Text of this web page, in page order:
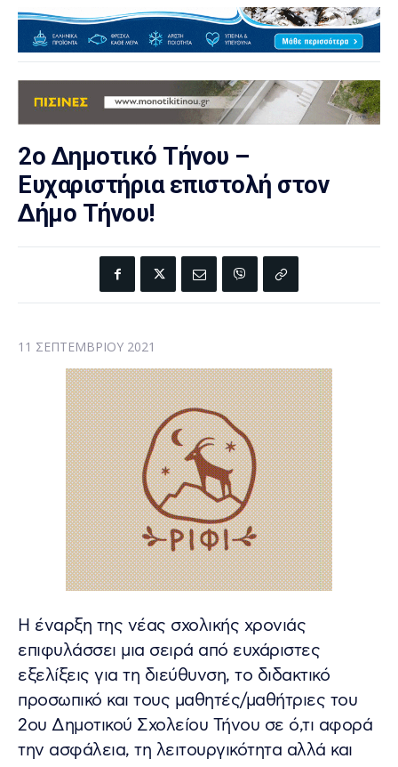
2ο Δημοτικό Τήνου –
Ευχαριστήρια επιστολή στον
Δήμο Τήνου!
11 ΣΕΠΤΕΜΒΡΊΟΥ 2021
Η έναρξη της νέας σχολικής χρονιάς
επιφυλάσσει μια σειρά από ευχάριστες
εξελίξεις για τη διεύθυνση, το διδακτικό
προσωπικό και τους μαθητές/μαθήτριες του
2ου Δημοτικού Σχολείου Τήνου σε ό,τι αφορά
την ασφάλεια, τη λειτουργικότητα αλλά και